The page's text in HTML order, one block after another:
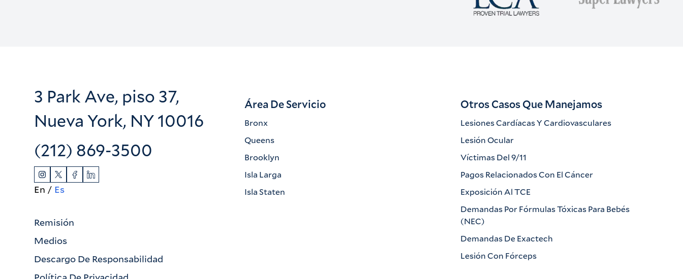
3 Park Ave, piso 37,
Nueva York, NY 10016
(212) 869-3500
En Es
Remisión
Medios
Descargo De Responsabilidad
Área De Servicio
Bronx
Queens
Brooklyn
Isla Larga
Isla Staten
Otros Casos Que Manejamos
Lesiones Cardíacas Y Cardiovasculares
Lesión Ocular
Víctimas Del 9/11
Pagos Relacionados Con El Cáncer
Exposición Al TCE
Demandas Por Fórmulas Tóxicas Para Bebés
(NEC)
Demandas De Exactech
Lesión Con Fórceps